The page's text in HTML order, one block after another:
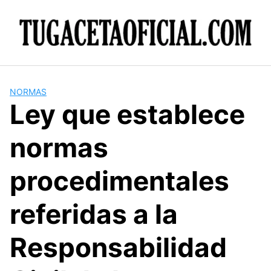
NORMAS
Ley que establece
normas
procedimentales
referidas a la
Responsabilidad